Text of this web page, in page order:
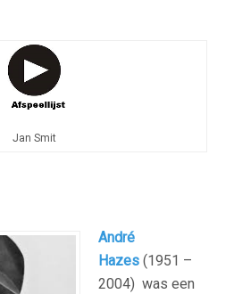
Jan Smit
André
Hazes (1951 –
2004) was een